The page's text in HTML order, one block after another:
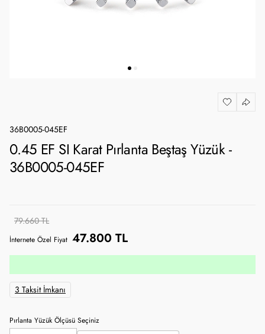
36B0005-045EF
0.45 EF SI Karat Pırlanta Beştaş Yüzük -
36B0005-045EF
79.660 TL
İnternete Özel Fiyat 47.800 TL
3 Taksit İmkanı
Pırlanta Yüzük Ölçüsü Seçiniz